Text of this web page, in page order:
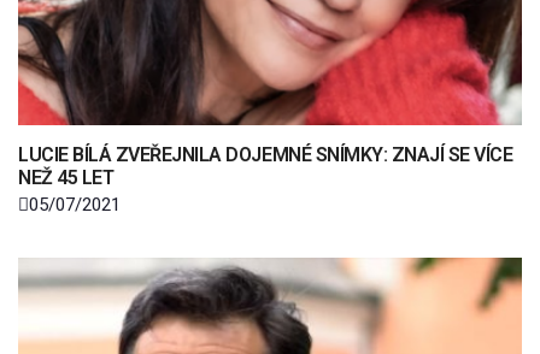
LUCIE BÍLÁ ZVEŘEJNILA DOJEMNÉ SNÍMKY: ZNAJÍ SE VÍCE
NEŽ 45 LET
05/07/2021